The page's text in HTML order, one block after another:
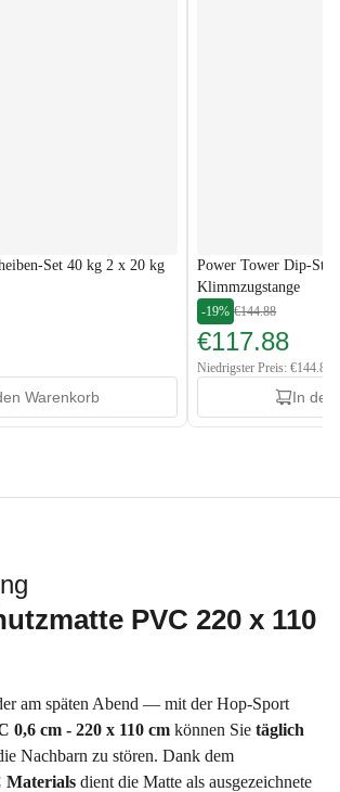
Set 40 kg 2 x 20 kg
Warenkorb
Power Tower Dip-
Klimmzugstange
-19% €144.88
€117.88
Niedrigster Preis: €144.88
In den
PVC 220 x 110
am späten Abend — mit der Hop-Sport
0,6 cm - 220 x 110 cm können Sie täglich
Nachbarn zu stören. Dank dem
Materials dient die Matte als ausgezeichnete